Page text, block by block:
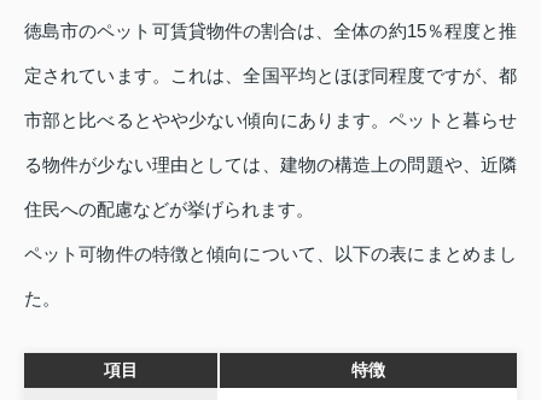
徳島市のペット可賃貸物件の割合は、全体の約15％程度と推
定されています。これは、全国平均とほぼ同程度ですが、都
市部と比べるとやや少ない傾向にあります。ペットと暮らせ
る物件が少ない理由としては、建物の構造上の問題や、近隣
住民への配慮などが挙げられます。
ペット可物件の特徴と傾向について、以下の表にまとめまし
た。
項目 特徴